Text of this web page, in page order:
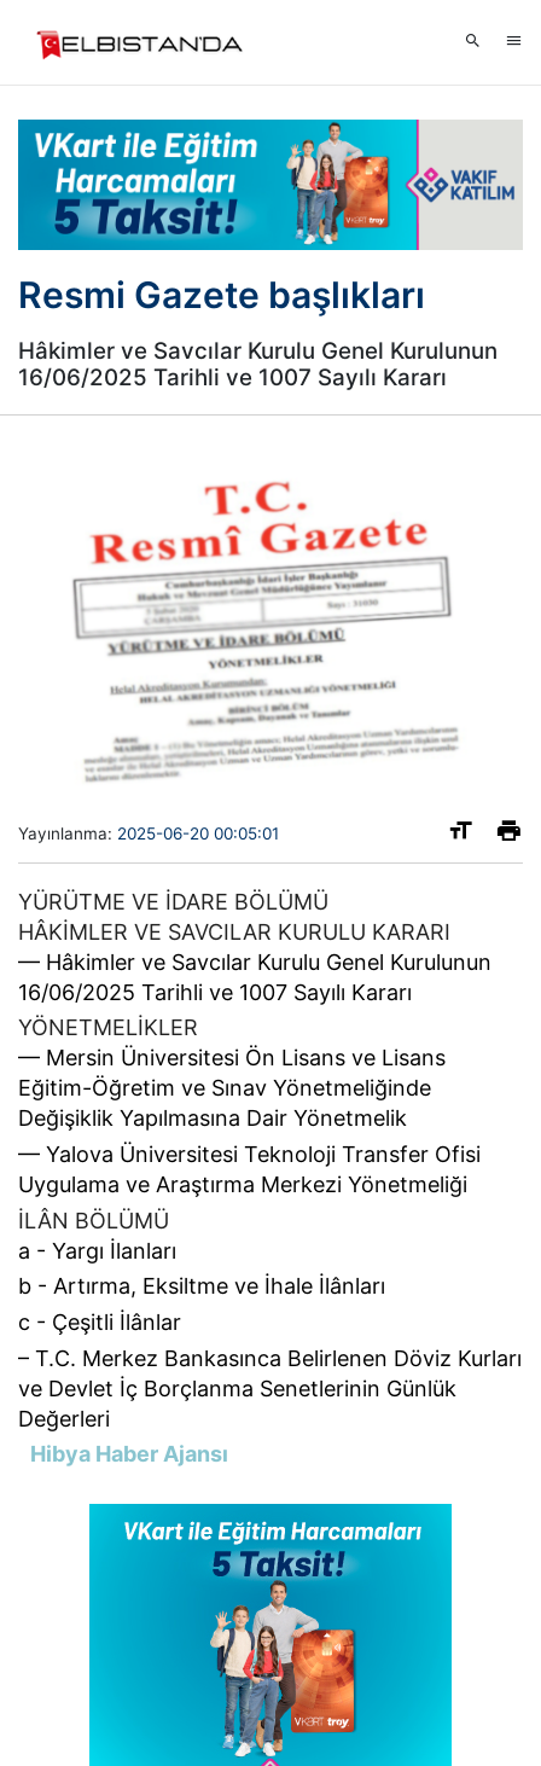
Resmi Gazete başlıkları
Hâkimler ve Savcılar Kurulu Genel Kurulunun
16/06/2025 Tarihli ve 1007 Sayılı Kararı
Yayınlanma: 2025-06-20 00:05:01
YÜRÜTME VE İDARE BÖLÜMÜ
HÂKİMLER VE SAVCILAR KURULU KARARI
–– Hâkimler ve Savcılar Kurulu Genel Kurulunun
16/06/2025 Tarihli ve 1007 Sayılı Kararı
YÖNETMELİKLER
–– Mersin Üniversitesi Ön Lisans ve Lisans
Eğitim-Öğretim ve Sınav Yönetmeliğinde
Değişiklik Yapılmasına Dair Yönetmelik
–– Yalova Üniversitesi Teknoloji Transfer Ofisi
Uygulama ve Araştırma Merkezi Yönetmeliği
İLÂN BÖLÜMÜ
a - Yargı İlanları
b - Artırma, Eksiltme ve İhale İlânları
c - Çeşitli İlânlar
– T.C. Merkez Bankasınca Belirlenen Döviz Kurları
ve Devlet İç Borçlanma Senetlerinin Günlük
Değerleri
Hibya Haber Ajansı